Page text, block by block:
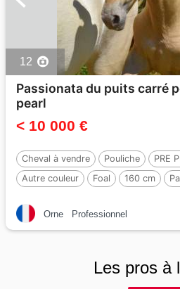
12
Passionata du puits carré
pearl
< 10 000 €
Cheval à vendre Pouliche
PRE
Autre couleur
Foal 160 cm
Orne Professionnel
Les pros à